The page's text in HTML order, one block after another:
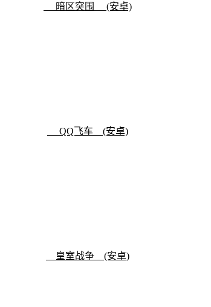
暗区突围 (安卓)
QQ飞车 (安卓)
皇室战争 (安卓)